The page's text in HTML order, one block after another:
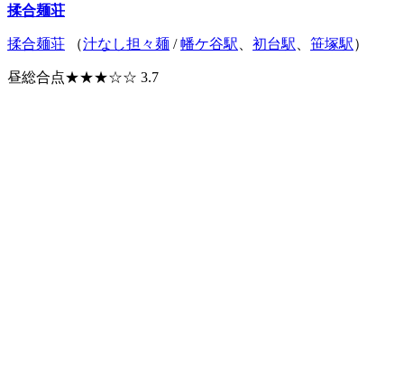
揉合麺荘
揉合麺荘 （汁なし担々麺 /幡ケ谷駅 初台駅 笹塚駅）
昼総合点★★★☆☆ 3.7